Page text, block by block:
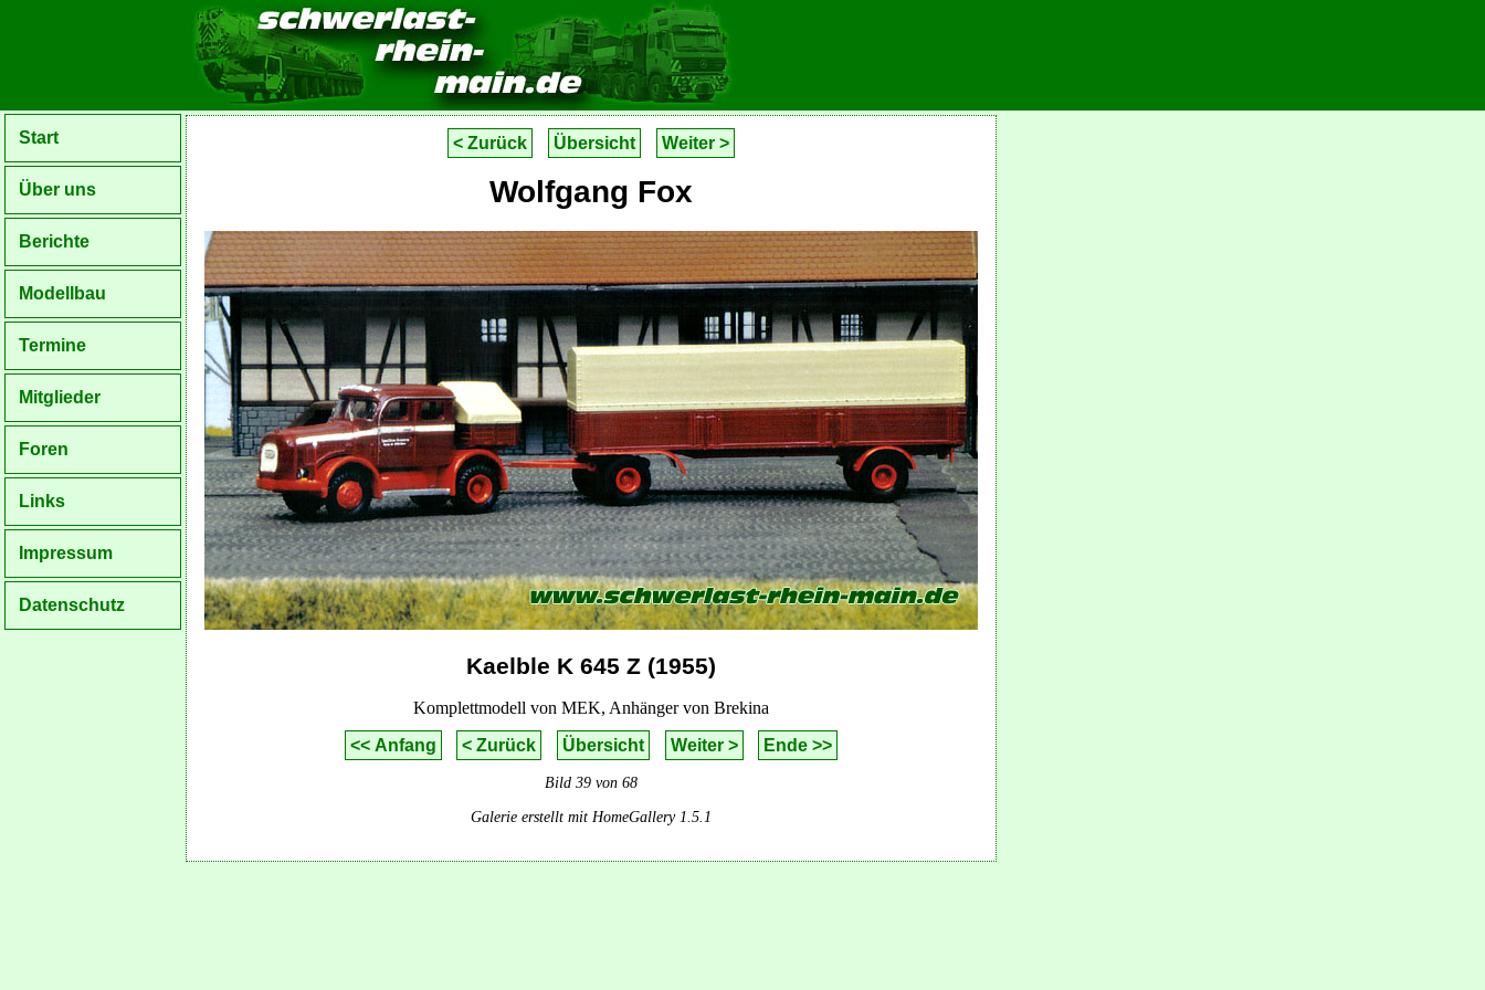
Start
Über uns
Berichte
Modellbau
Termine
Mitglieder
Foren
Links
Impressum
Datenschutz
< Zurück Übersicht Weiter >
Wolfgang Fox
Kaelble K 645 Z (1955)
Komplettmodell vonMEK, Anhänger von Brekina
<< Anfang
< Zurück Übersicht Weiter > Ende >>
Bild 39 von 68
Galerie erstellt mit HomeGallery 1.5.1